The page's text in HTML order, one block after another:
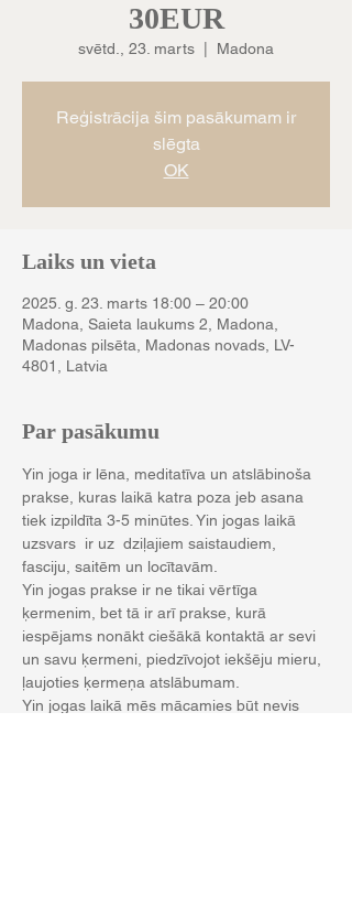
30EUR
svētd., 23. marts Madona
Reģistrācija šim pasākumam ir
slēgta
OK
Laiks un vieta
2025. g. 23. marts 18:00 – 20:00
Madona, Saieta laukums 2, Madona,
Madonas pilsēta, Madonas novads, LV-
4801, Latvia
Par pasākumu
Yin joga ir lēna, meditatīva un atslābinoša
prakse, kuras laikā katra poza jeb asana
tiek izpildīta 3-5 minūtes. Yin jogas laikā
uzsvars  ir uz  dziļajiem saistaudiem,
fasciju, saitēm un locītavām.
Yin jogas prakse ir ne tikai vērtīga
ķermenim, bet tā ir arī prakse, kurā
iespējams nonākt ciešākā kontaktā ar sevi
un savu ķermeni, piedzīvojot iekšēju mieru,
ļaujoties ķermeņa atslābumam.
Yin jogas laikā mēs mācamies būt nevis